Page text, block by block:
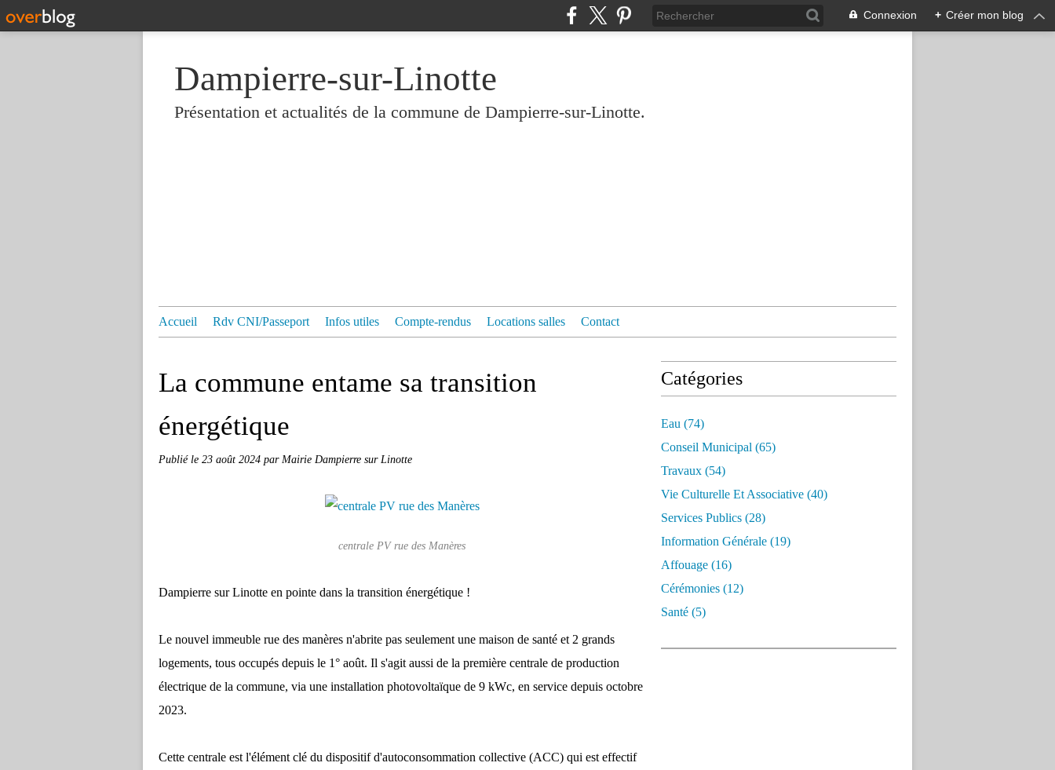
Connexion + Créer mon blog
Dampierre-sur-Linotte
Présentation et actualités de la commune de Dampierre-sur-Linotte.
Accueil Rdv CNI/Passeport Infos utiles Compte-rendus Locations salles Contact
La commune entame sa transition
énergétique
Publié le 23 août 2024 par Mairie Dampierre sur Linotte
centrale PV rue des Manères
Dampierre sur Linotte en pointe dans la transition énergétique !
Le nouvel immeuble rue des manères n'abrite pas seulement une maison de santé et 2 grands
logements, tous occupés depuis le 1° août. Il s'agit aussi de la première centrale de production
électrique de la commune, via une installation photovoltaïque de 9 kWc, en service depuis octobre
2023.
Cette centrale est l'élément clé du dispositif d'autoconsommation collective (ACC) qui est effectif
Catégories
Eau (74)
Conseil Municipal (65)
Travaux (54)
Vie Culturelle Et Associative (40)
Services Publics (28)
Information Générale (19)
Affouage (16)
Cérémonies (12)
Santé (5)